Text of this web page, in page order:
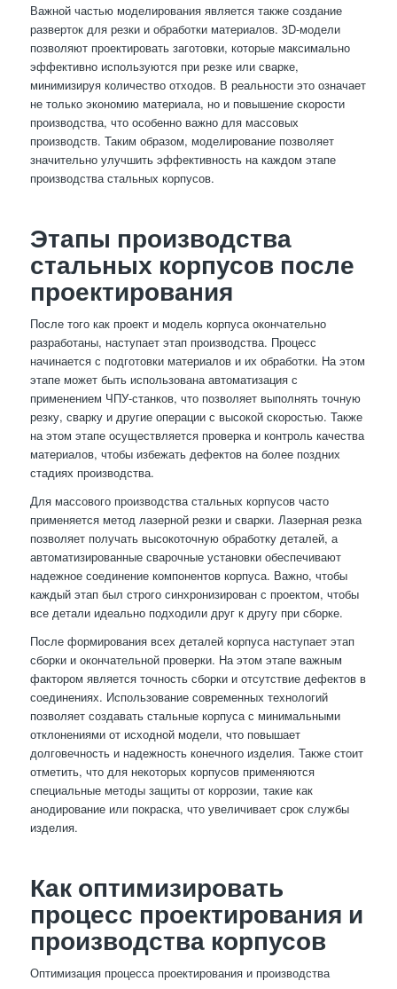
Важной частью моделирования является также создание
разверток для резки и обработки материалов. 3D-модели
позволяют проектировать заготовки, которые максимально
эффективно используются при резке или сварке,
минимизируя количество отходов. В реальности это означает
не только экономию материала, но и повышение скорости
производства, что особенно важно для массовых
производств. Таким образом, моделирование позволяет
значительно улучшить эффективность на каждом этапе
производства стальных корпусов.
Этапы производства
стальных корпусов после
проектирования
После того как проект и модель корпуса окончательно
разработаны, наступает этап производства. Процесс
начинается с подготовки материалов и их обработки. На этом
этапе может быть использована автоматизация с
применением ЧПУ-станков, что позволяет выполнять точную
резку, сварку и другие операции с высокой скоростью. Также
на этом этапе осуществляется проверка и контроль качества
материалов, чтобы избежать дефектов на более поздних
стадиях производства.
Для массового производства стальных корпусов часто
применяется метод лазерной резки и сварки. Лазерная резка
позволяет получать высокоточную обработку деталей, а
автоматизированные сварочные установки обеспечивают
надежное соединение компонентов корпуса. Важно, чтобы
каждый этап был строго синхронизирован с проектом, чтобы
все детали идеально подходили друг к другу при сборке.
После формирования всех деталей корпуса наступает этап
сборки и окончательной проверки. На этом этапе важным
фактором является точность сборки и отсутствие дефектов в
соединениях. Использование современных технологий
позволяет создавать стальные корпуса с минимальными
отклонениями от исходной модели, что повышает
долговечность и надежность конечного изделия. Также стоит
отметить, что для некоторых корпусов применяются
специальные методы защиты от коррозии, такие как
анодирование или покраска, что увеличивает срок службы
изделия.
Как оптимизировать
процесс проектирования и
производства корпусов
Оптимизация процесса проектирования и производства